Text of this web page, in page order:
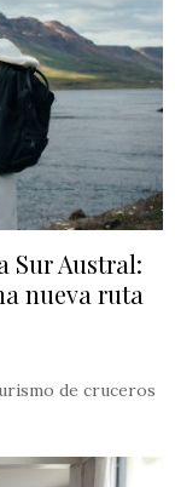
Sur Austral:
nueva ruta
de cruceros